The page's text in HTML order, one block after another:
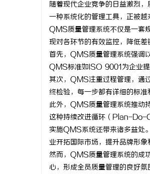
随着现代企业竞争的日益激烈
一种系统化的管理工具，正被越
QMS质量管理系统不仅是一套
现对各环节的有效监控，降低差
首先，QMS质量管理系统强调
QMS标准如ISO 9001为企业提
其次，QMS注重过程管理，通
终检验，每一步都有详细的标准
此外，QMS质量管理系统推动
这种持续改进循环（Plan-
实施QMS系统还带来诸多益处
业开拓国际市场，提升品牌形象
然而，QMS质量管理系统的成
心，形成全员质量管理的良好氛